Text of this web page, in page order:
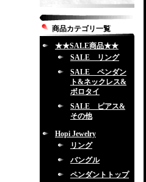
商品カテゴリ一覧
★★SALE商品★★
SALE リング
SALE ペンダン
ト&ネックレス&
ボロタイ
SALE ピアス&
その他
Hopi Jewelry
リング
バングル
ペンダントトップ